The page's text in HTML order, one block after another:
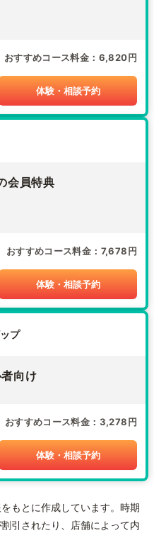
おすすめコース料金 6,820円
体験・相談予約
会員特典
おすすめコース料金 7,678円
体験・相談予約
プ
向け
おすすめコース料金 3,278円
体験・相談予約
もとに作成しています。時期
引されたり、店舗によって内